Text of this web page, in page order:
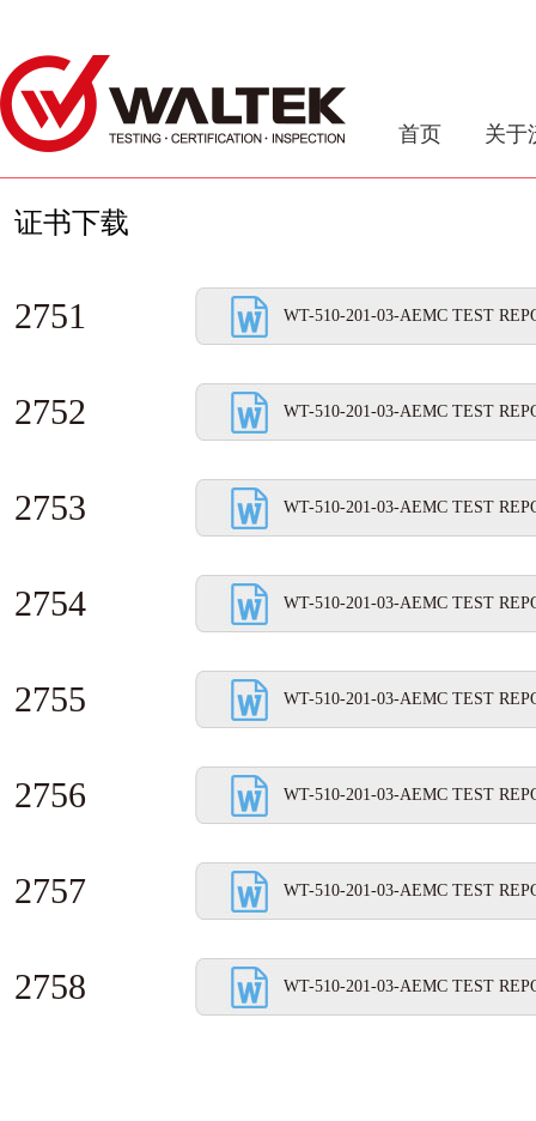
首页 关于
证书下载
2751 WT-510-201-03-AEMC TEST
2752 WT-510-201-03-AEMC TEST
2753 WT-510-201-03-AEMC TEST
2754 WT-510-201-03-AEMC TEST
2755 WT-510-201-03-AEMC TEST
2756 WT-510-201-03-AEMC TEST
2757 WT-510-201-03-AEMC TEST
2758 WT-510-201-03-AEMC TEST